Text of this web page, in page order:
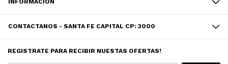
INFORMACIÓN
CONTACTANOS - SANTA FE CAPITAL CP: 3000
REGISTRATE PARA RECIBIR NUESTAS OFERTAS!